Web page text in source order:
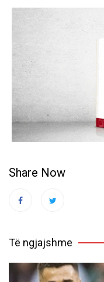
Share Now
Të ngjajshme